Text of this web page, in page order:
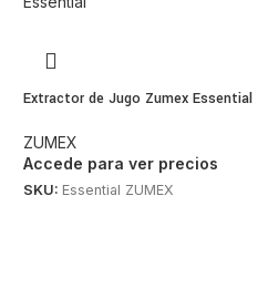
Extractor de Jugo Zumex Essential
ZUMEX
Accede para ver precios
SKU: Essential ZUMEX